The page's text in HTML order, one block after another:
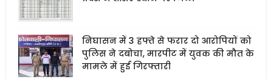
निघासन में 3 हफ्ते से फरार दो आरोपियों को
पुलिस ने दबोचा, मारपीट में युवक की मौत के
मामले में हुई गिरफ्तारी